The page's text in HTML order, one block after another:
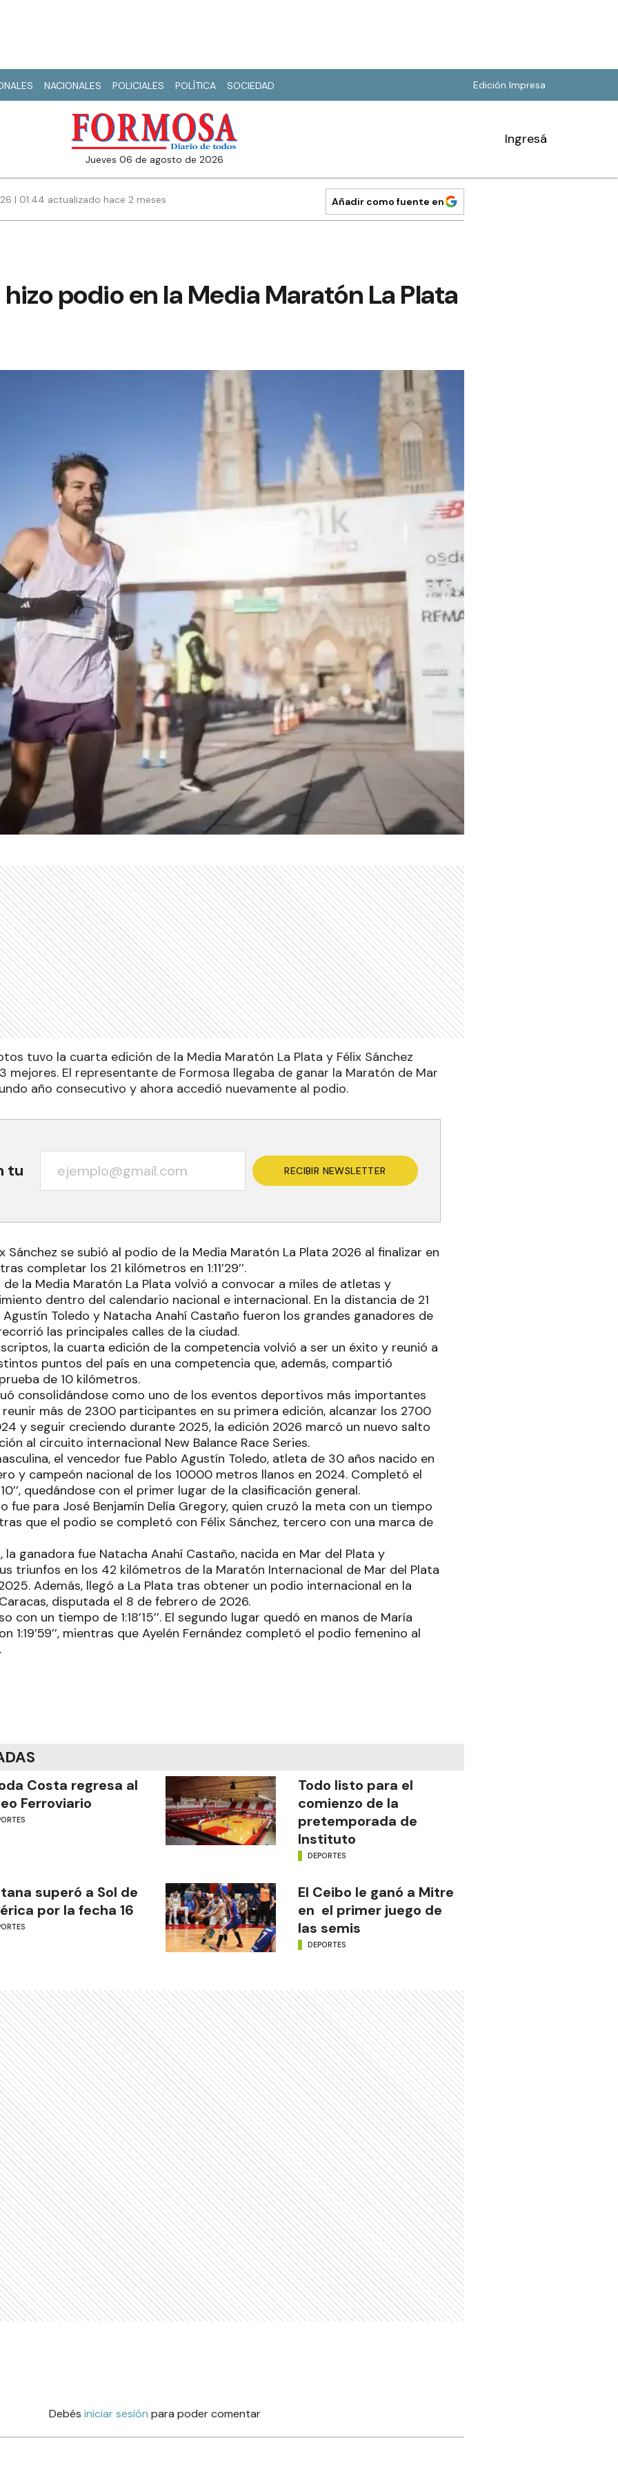
NACIONALES POLICIALES POLÍTICA SOCIEDAD Edición Impresa
jueves 06 de agosto de 2026
Ingresá
| 01:44 actualizado hace 2 meses Añadir como fuente en
podio en la Media Maratón La Plata
tuvo la cuarta edición de la Media Maratón La Plata y Félix Sánchez
mejores. El representante de Formosa llegaba de ganar la Maratón de Mar
año consecutivo y ahora accedió nuevamente al podio.
tu RECIBIR NEWSLETTER
Sánchez se subió al podio de la Media Maratón La Plata 2026 al finalizar en
completar los 21 kilómetros en 1:11’29’’.
la Media Maratón La Plata volvió a convocar a miles de atletas y
dentro del calendario nacional e internacional. En la distancia de 21
Toledo y Natacha Anahí Castaño fueron los grandes ganadores de
las principales calles de la ciudad.
la cuarta edición de la competencia volvió a ser un éxito y reunió a
puntos del país en una competencia que, además, compartió
de 10 kilómetros.
consolidándose como uno de los eventos deportivos más importantes
reunir más de 2300 participantes en su primera edición, alcanzar los 2700
y seguir creciendo durante 2025, la edición 2026 marcó un nuevo salto
al circuito internacional New Balance Race Series.
el vencedor fue Pablo Agustín Toledo, atleta de 30 años nacido en
y campeón nacional de los 10000 metros llanos en 2024. Completó el
quedándose con el primer lugar de la clasificación general.
fue para José Benjamín Delía Gregory, quien cruzó la meta con un tiempo
que el podio se completó con Félix Sánchez, tercero con una marca de
la ganadora fue Natacha Anahí Castaño, nacida en Mar del Plata y
triunfos en los 42 kilómetros de la Maratón Internacional de Mar del Plata
Además, llegó a La Plata tras obtener un podio internacional en la
disputada el 8 de febrero de 2026.
con un tiempo de 1:18’15’’. El segundo lugar quedó en manos de María
1:19’59’’, mientras que Ayelén Fernández completó el podio femenino al
Costa regresa al
Ferroviario
Todo listo para el
comienzo de la
pretemporada de
Instituto
DEPORTES
superó a Sol de
por la fecha 16
El Ceibo le ganó a Mitre
en el primer juego de
las semis
DEPORTES
Debés iniciar sesión para poder comentar